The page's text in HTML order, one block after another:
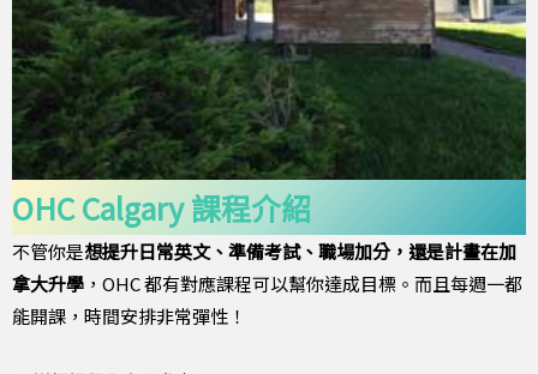
OHC Calgary 課程介紹
不管你是想提升日常英文、準備考試、職場加分，還是計畫在加
拿大升學 ，OHC 都有對應課程可以幫你達成目標。而且每週一都
能開課，時間安排非常彈性！